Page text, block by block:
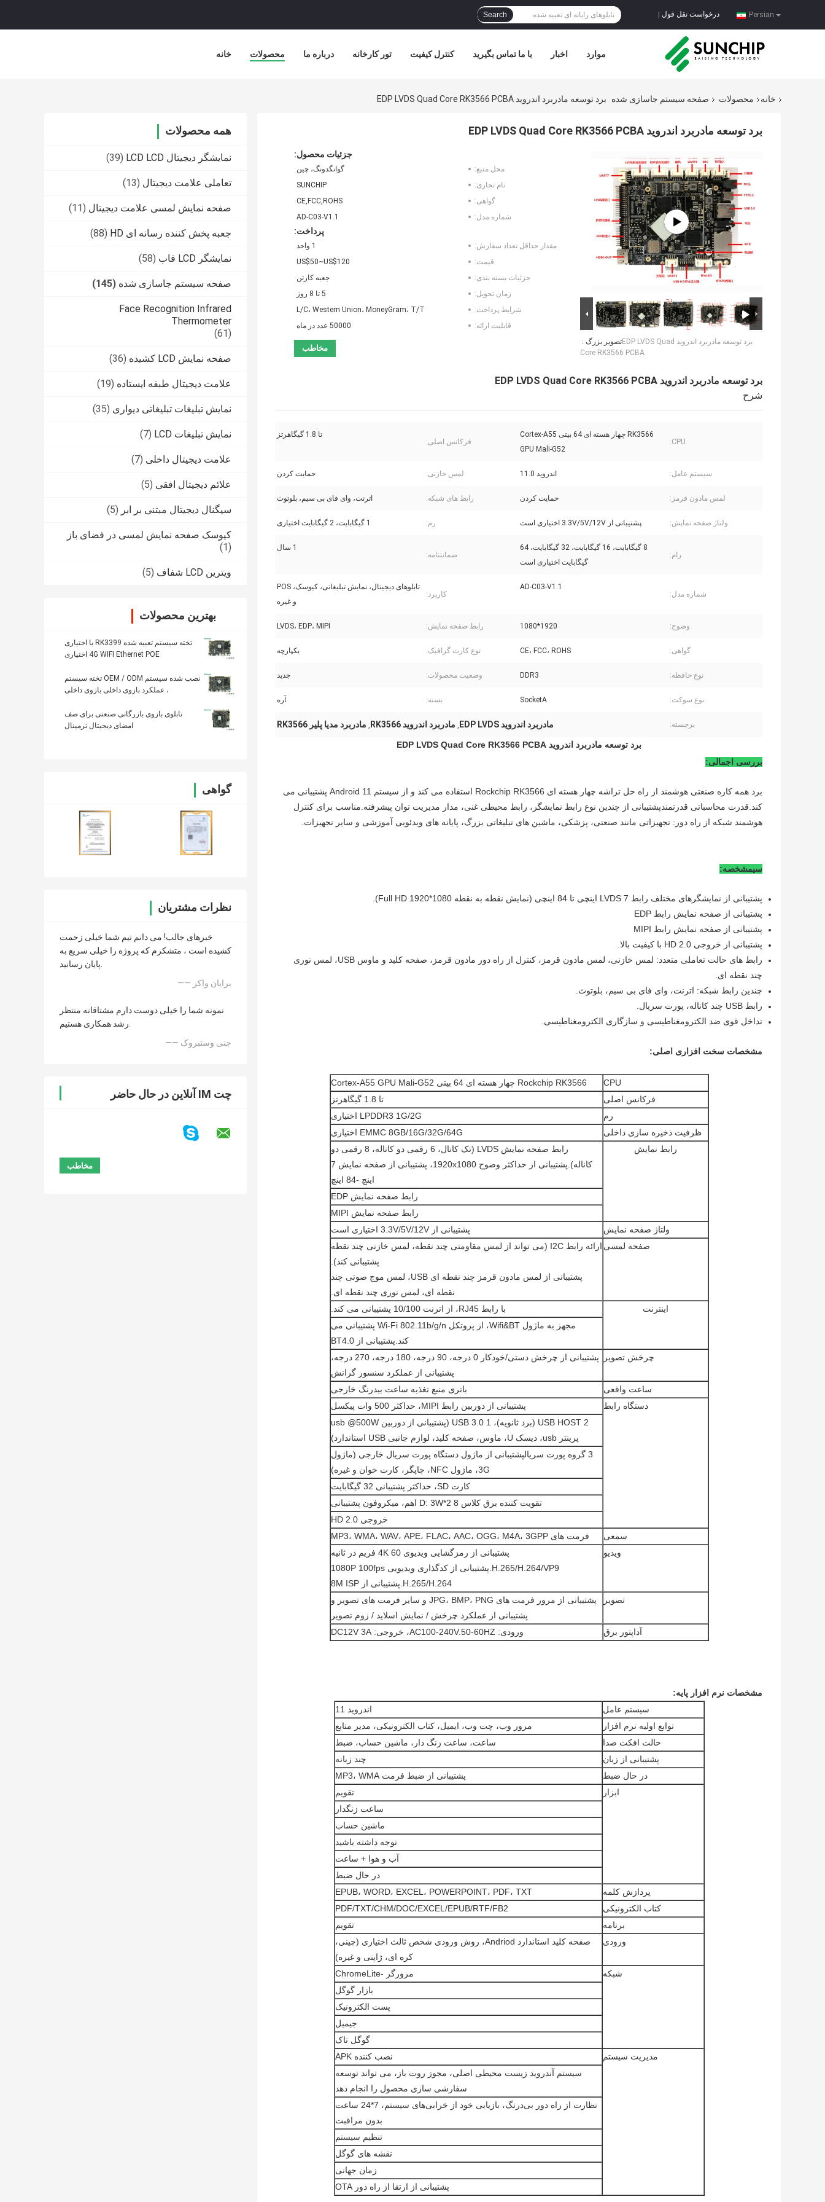
Persian درخواست نقل قول Search
خانه محصولات درباره ما تور کارخانه کنترل کیفیت با ما تماس بگیرید اخبار موارد
خانه محصولات صفحه سیستم جاسازی شده برد توسعه مادربرد اندروید EDP LVDS Quad Core RK3566 PCBA
همه محصولات
نمایشگر دیجیتال LCD LCD (39)
تعاملی علامت دیجیتال (13)
صفحه نمایش لمسی علامت دیجیتال (11)
جعبه پخش کننده رسانه ای HD (88)
نمایشگر LCD قاب (58)
صفحه سیستم جاسازی شده (145)
Face Recognition Infrared
Thermometer
(61)
صفحه نمایش LCD کشیده (36)
علامت دیجیتال طبقه ایستاده (19)
نمایش تبلیغات تبلیغاتی دیواری (35)
نمایش تبلیغات LCD (7)
علامت دیجیتال داخلی (7)
علائم دیجیتال افقی (5)
سیگنال دیجیتال مبتنی بر ابر (5)
کیوسک صفحه نمایش لمسی در فضای باز
(1)
ویترین LCD شفاف (5)
بهترین محصولات
تخته سیستم تعبیه شده RK3399 با اختیاری
4G WIFI Ethernet POE اختیاری
نصب شده سیستم OEM / ODM تخته سیستم
، عملکرد بازوی داخلی بازوی داخلی
تابلوی بازوی بازرگانی صنعتی برای صف
امضای دیجیتال ترمینال
گواهی
نظرات مشتریان
خبرهای جالب! می دانم تیم شما خیلی زحمت
کشیده است ، متشکرم که پروژه را خیلی سریع به
پایان رسانید.
—— برایان واکر
نمونه شما را خیلی دوست دارم مشتاقانه منتظر
رشد همکاری هستیم.
—— جنی وستبروک
چت IM آنلاین در حال حاضر
برد توسعه مادربرد اندروید EDP LVDS Quad Core RK3566 PCBA
تصویر بزرگ :برد توسعه مادربرد اندروید EDP LVDS Quad
Core RK3566 PCBA
جزئیات محصول:
محل منبع:
گوانگدونگ، چین
نام تجاری:
SUNCHIP
گواهی:
CE,FCC,ROHS
شماره مدل:
AD-C03-V1.1
پرداخت:
مقدار حداقل تعداد سفارش:
1 واحد
قیمت:
US$50~US$120
جزئیات بسته بندی:
جعبه کارتن
زمان تحویل:
5 تا 8 روز
شرایط پرداخت:
L/C، Western Union، MoneyGram، T/T
قابلیت ارائه:
50000 عدد در ماه
مخاطب
برد توسعه مادربرد اندروید EDP LVDS Quad Core RK3566 PCBA
شرح
CPU:
RK3566 چهار هسته ای 64 بیتی Cortex-A55
GPU Mali-G52
فرکانس اصلی:
تا 1.8 گیگاهرتز
سیستم عامل: اندروید 11.0 لمس خازنی: حمایت کردن
لمس مادون قرمز: حمایت کردن رابط های شبکه: اترنت، وای فای بی سیم، بلوتوث
ولتاژ صفحه نمایش: پشتیبانی از 3.3V/5V/12V اختیاری است رم: 1 گیگابایت، 2 گیگابایت اختیاری
رام:
8 گیگابایت، 16 گیگابایت، 32 گیگابایت، 64
گیگابایت اختیاری است
ضمانتنامه:
1 سال
شماره مدل:
AD-C03-V1.1
کاربرد:
تابلوهای دیجیتال، نمایش تبلیغاتی، کیوسک، POS
و غیره
وضوح: 1920*1080 رابط صفحه نمایش: LVDS، EDP، MIPI
گواهی: CE، FCC، ROHS نوع کارت گرافیک: یکپارچه
نوع حافظه: DDR3 وضعیت محصولات: جدید
نوع سوکت: SocketA بسته: آره
برجسته: مادربرد اندروید EDP LVDS , مادربرد اندروید RK3566 , مادربرد مدیا پلیر RK3566
برد توسعه مادربرد اندروید EDP LVDS Quad Core RK3566 PCBA
بررسی اجمالی:
برد همه کاره صنعتی هوشمند از راه حل تراشه چهار هسته ای Rockchip RK3566 استفاده می کند و از سیستم Android 11 پشتیبانی می
کند.قدرت محاسباتی قدرتمندپشتیبانی از چندین نوع رابط نمایشگر، رابط محیطی غنی، مدار مدیریت توان پیشرفته.مناسب برای کنترل
هوشمند شبکه از راه دور: تجهیزاتی مانند صنعتی، پزشکی، ماشین های تبلیغاتی بزرگ، پایانه های ویدئویی آموزشی و سایر تجهیزات.
سیمشخصه:
پشتیبانی از نمایشگرهای مختلف رابط LVDS 7 اینچی تا 84 اینچی (نمایش نقطه به نقطه Full HD 1920*1080).
پشتیبانی از صفحه نمایش رابط EDP
پشتیبانی از صفحه نمایش رابط MIPI
پشتیبانی از خروجی HD 2.0 با کیفیت بالا.
رابط های حالت تعاملی متعدد: لمس خازنی، لمس مادون قرمز، کنترل از راه دور مادون قرمز، صفحه کلید و ماوس USB، لمس نوری
چند نقطه ای.
چندین رابط شبکه: اترنت، وای فای بی سیم، بلوتوث.
رابط USB چند کاناله، پورت سریال.
تداخل قوی ضد الکترومغناطیسی و سازگاری الکترومغناطیسی.
مشخصات سخت افزاری اصلی:
CPU
Rockchip RK3566 چهار هسته ای 64 بیتی Cortex-A55 GPU Mali-G52
فرکانس اصلی
تا 1.8 گیگاهرتز
رم
LPDDR3 1G/2G اختیاری
ظرفیت ذخیره سازی داخلی
EMMC 8GB/16G/32G/64G اختیاری
رابط نمایش
رابط صفحه نمایش LVDS (تک کانال، 6 رقمی دو کاناله، 8 رقمی دو
کاناله).پشتیبانی از حداکثر وضوح 1920x1080، پشتیبانی از صفحه نمایش 7
اینچ -84 اینچ
رابط صفحه نمایش EDP
رابط صفحه نمایش MIPI
ولتاژ صفحه نمایش
پشتیبانی از 3.3V/5V/12V اختیاری است
صفحه لمسی
ارائه رابط I2C (می تواند از لمس مقاومتی چند نقطه، لمس خازنی چند نقطه
پشتیبانی کند).
پشتیبانی از لمس مادون قرمز چند نقطه ای USB، لمس موج صوتی چند
نقطه ای، لمس نوری چند نقطه ای.
اینترنت
با رابط RJ45، از اترنت 10/100 پشتیبانی می کند.
مجهز به ماژول Wifi&BT، از پروتکل Wi-Fi 802.11b/g/n پشتیبانی می
کند.پشتیبانی از BT4.0
چرخش تصویر
پشتیبانی از چرخش دستی/خودکار 0 درجه، 90 درجه، 180 درجه، 270 درجه،
پشتیبانی از عملکرد سنسور گرانش
ساعت واقعی
باتری منبع تغذیه ساعت بیدرنگ خارجی
دستگاه رابط
پشتیبانی از دوربین رابط MIPI، حداکثر 500 وات پیکسل
2 USB HOST (برد ثانویه)، 1 USB 3.0 (پشتیبانی از دوربین usb @500W
پرینتر usb، دیسک U، ماوس، صفحه کلید، لوازم جانبی USB استاندارد)
3 گروه پورت سریالپشتیبانی از ماژول دستگاه پورت سریال خارجی (ماژول
3G، ماژول NFC، چاپگر، کارت خوان و غیره)
کارت SD، حداکثر پشتیبانی 32 گیگابایت
تقویت کننده برق کلاس D: 3W*2 8 اهم، میکروفون پشتیبانی
خروجی HD 2.0
سمعی
فرمت های MP3، WMA، WAV، APE، FLAC، AAC، OGG، M4A، 3GPP
ویدیو
پشتیبانی از رمزگشایی ویدیوی 4K 60 فریم در ثانیه
H.265/H.264/VP9.پشتیبانی از کدگذاری ویدیویی 1080P 100fps
H.265/H.264.پشتیبانی از 8M ISP
تصویر
پشتیبانی از مرور فرمت های JPG، BMP، PNG و سایر فرمت های تصویر و
پشتیبانی از عملکرد چرخش / نمایش اسلاید / زوم تصویر
آداپتور برق
ورودی: AC100-240V.50-60HZ، خروجی: DC12V 3A
مشخصات نرم افزار پایه:
سیستم عامل
اندروید 11
توابع اولیه نرم افزار
مرور وب، چت وب، ایمیل، کتاب الکترونیکی، مدیر منابع
حالت افکت صدا
ساعت، ساعت زنگ دار، ماشین حساب، ضبط
پشتیبانی از زبان
چند زبانه
در حال ضبط
پشتیبانی از ضبط فرمت MP3، WMA
ابزار
تقویم
ساعت زنگدار
ماشین حساب
توجه داشته باشید
آب و هوا + ساعت
در حال ضبط
پردازش کلمه
EPUB، WORD، EXCEL، POWERPOINT، PDF، TXT
کتاب الکترونیکی
PDF/TXT/CHM/DOC/EXCEL/EPUB/RTF/FB2
برنامه
تقویم
ورودی
صفحه کلید استاندارد Andriod، روش ورودی شخص ثالث اختیاری (چینی،
کره ای، ژاپنی و غیره)
شبکه
مرورگر -ChromeLite
بازار گوگل
پست الکترونیک
جیمیل
گوگل تاک
مدیریت سیستم
نصب کننده APK
سیستم آندروید زیست محیطی اصلی، مجوز روت باز، می تواند توسعه
سفارشی سازی محصول را انجام دهد
نظارت از راه دور بی‌درنگ، بازیابی خود از خرابی‌های سیستم، 7*24 ساعت
بدون مراقبت
تنظیم سیستم
نقشه های گوگل
زمان جهانی
پشتیبانی از ارتقا از راه دور OTA